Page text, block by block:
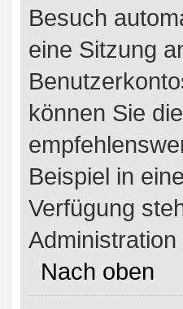
Besuch
eine Sitzung
können Sie
Beispiel in
Verfügung
Nach oben